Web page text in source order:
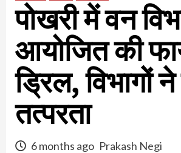
पोखरी में वन
आयोजित की
ड्रिल, विभागों
तत्परता
6 months ago Prakash Negi